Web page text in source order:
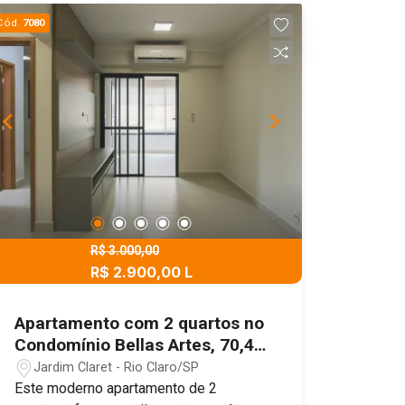
infraestrutura de lazer completa e
sofisticada.
7080
R$ 3.000,00
R$ 2.900,00 L
Apartamento com 2 quartos no
Condomínio Bellas Artes, 70,45
m² - Jardim Claret, Rio
Claro/SP
Jardim Claret - Rio Claro/SP
Este moderno apartamento de 2